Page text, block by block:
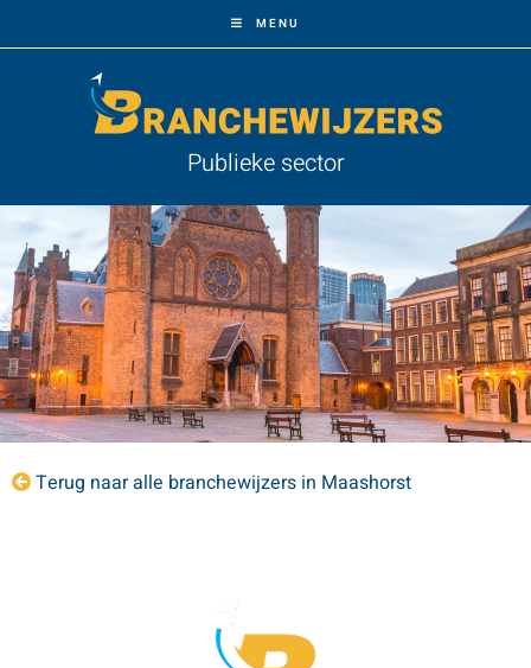
MENU
Publieke sector
Terug naar alle branchewijzers in Maashorst